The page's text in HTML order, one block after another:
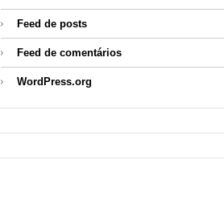
Feed de posts
Feed de comentários
WordPress.org